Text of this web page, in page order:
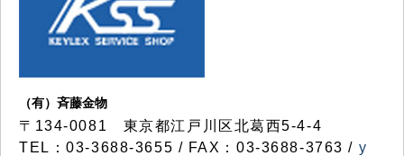
（有）斉藤金物
〒134-0081 東京都江戸川区北葛西5-4-4
TEL：03-3688-3655 / FAX：03-3688-3763 / y